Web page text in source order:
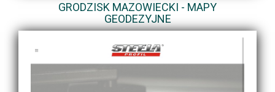
GRODZISK MAZOWIECKI - MAPY
GEODEZYJNE